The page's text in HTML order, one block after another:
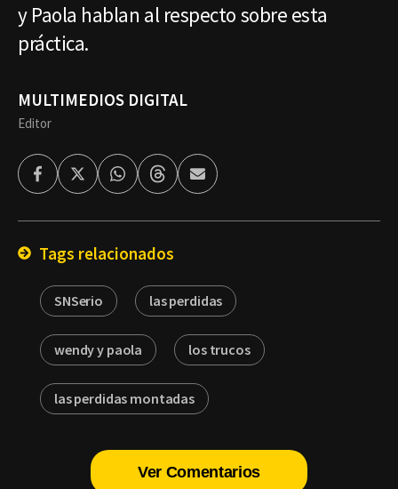
y Paola hablan al respecto sobre esta
práctica.
MULTIMEDIOS DIGITAL
Editor
FacebookTwitterWhatsappThreadsEnviar
por
Tags relacionados
SNSerio las perdidas
wendy y paola los trucos
las perdidas montadas
Ver Comentarios